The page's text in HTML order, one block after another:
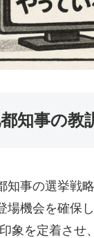
知事の教
知事の選挙戦
場機会を確保
象を定着さ